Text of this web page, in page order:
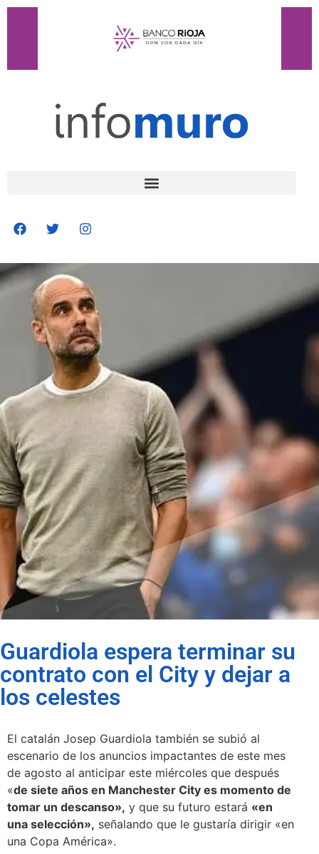
Guardiola espera terminar su
contrato con el City y dejar a
los celestes
El catalán Josep Guardiola también se subió al
escenario de los anuncios impactantes de este mes
de agosto al anticipar este miércoles que después
«de siete años en Manchester City es momento de
tomar un descanso», y que su futuro estará «en
una selección», señalando que le gustaría dirigir «en
una Copa América».